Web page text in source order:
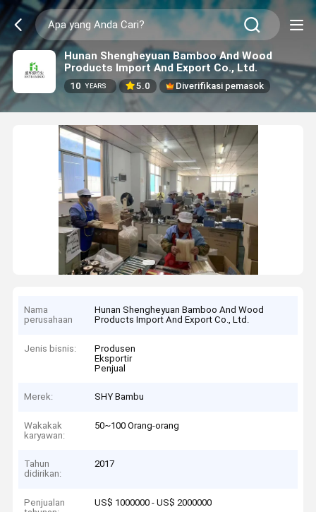
Hunan Shengheyuan Bamboo And Wood
Products Import And Export Co., Ltd.
10 YEARS 5.0 Diverifikasi pemasok
Nama
perusahaan
Hunan Shengheyuan Bamboo And Wood
Products Import And Export Co., Ltd.
Jenis bisnis:
Produsen
Eksportir
Penjual
Merek: SHY Bambu
Wakakak
karyawan:
50~100 Orang-orang
Tahun
didirikan:
2017
Penjualan
US$ 1000000 - US$ 2000000